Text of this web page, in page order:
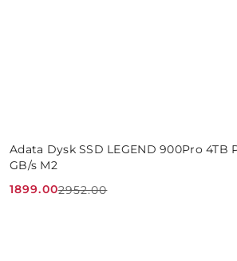
Adata Dysk SSD LEGEND 900Pro 4TB
GB/s M2
Cena
1899.00
Cena
2952.00